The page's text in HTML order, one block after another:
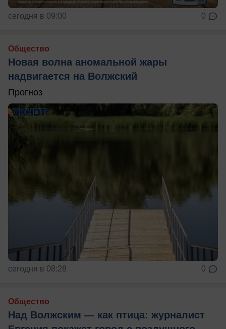
сегодня в 09:00 0
Общество
Новая волна аномальной жары
надвигается на Волжский
Прогноз
сегодня в 08:28 0
Общество
Над Волжским — как птица: журналист